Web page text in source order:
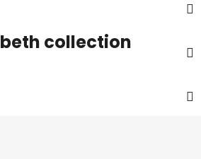
collection